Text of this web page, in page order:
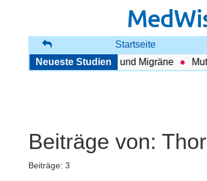
Startseite
Neueste Studien
zwischen COPD und Migräne
Beiträge von:
Beiträge: 3